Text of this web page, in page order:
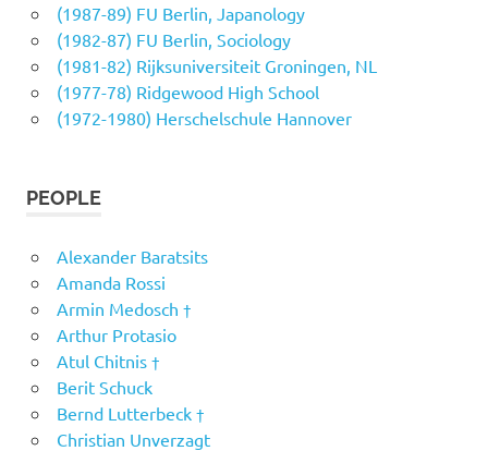
(1987-89) FU Berlin, Japanology
(1982-87) FU Berlin, Sociology
(1981-82) Rijksuniversiteit Groningen, NL
(1977-78) Ridgewood High School
(1972-1980) Herschelschule Hannover
PEOPLE
Alexander Baratsits
Amanda Rossi
Armin Medosch †
Arthur Protasio
Atul Chitnis †
Berit Schuck
Bernd Lutterbeck †
Christian Unverzagt